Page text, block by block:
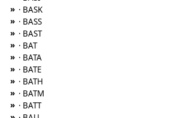
» · BASK
» · BASS
» · BAST
» · BAT
» · BATA
» · BATE
» · BATH
» · BATM
» · BATT